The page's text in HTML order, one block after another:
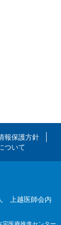
報保護方針
ついて
上越医師会内